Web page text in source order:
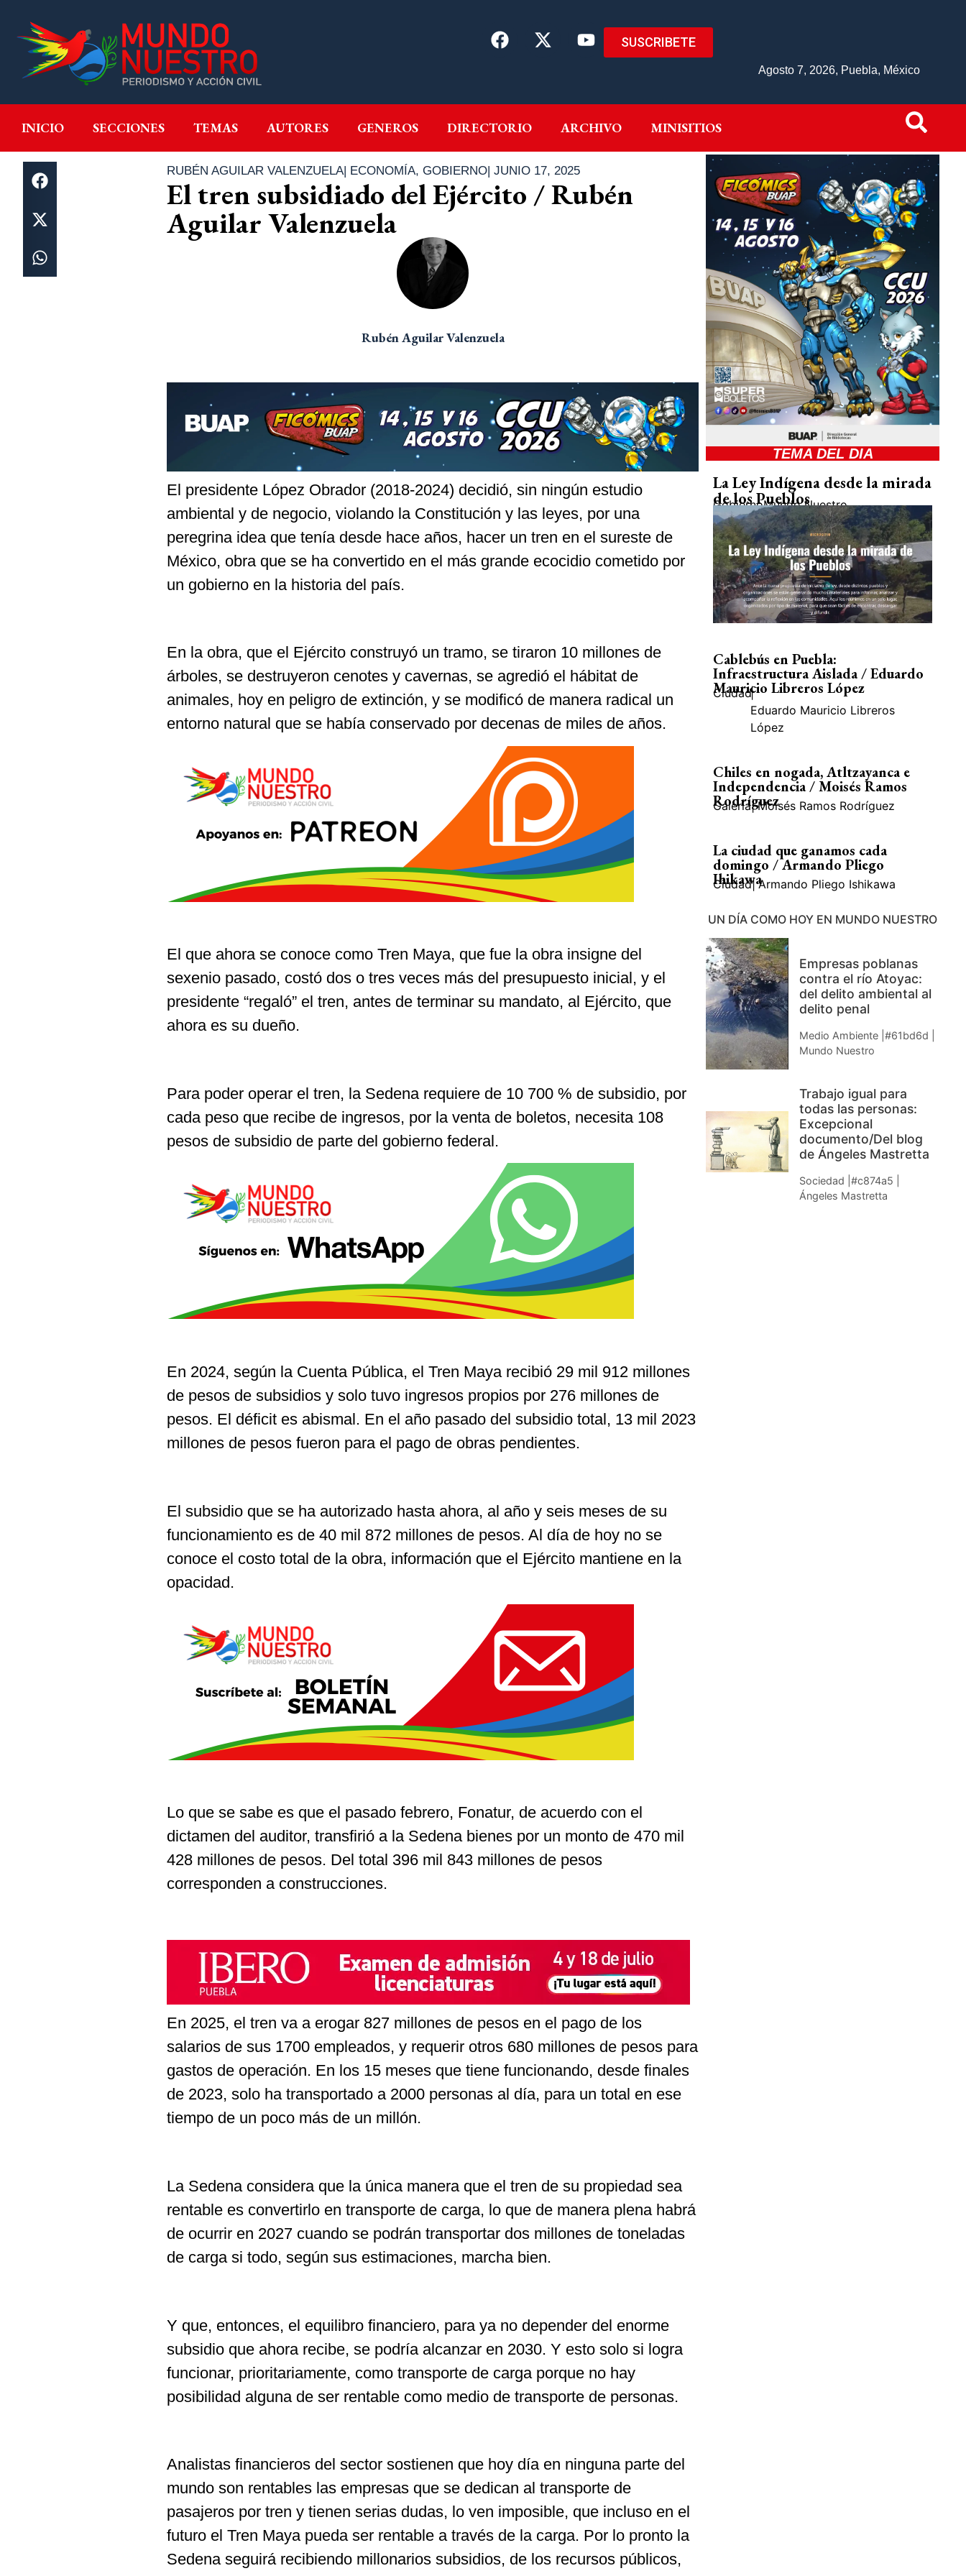
SUSCRIBETE
Agosto 7, 2026, Puebla, México
INICIO SECCIONES TEMAS AUTORES GENEROS DIRECTORIO ARCHIVO MINISITIOS
INICIO SECCIONES GENEROS DIRECTORIO ARCHIVO MINISITIOS
RUBÉN AGUILAR VALENZUELA| ECONOMÍA, GOBIERNO| JUNIO 17, 2025
El tren subsidiado del Ejército / Rubén
Aguilar Valenzuela
Rubén Aguilar Valenzuela
El presidente López Obrador (2018-2024) decidió, sin ningún estudio
ambiental y de negocio, violando la Constitución y las leyes, por una
peregrina idea que tenía desde hace años, hacer un tren en el sureste de
México, obra que se ha convertido en el más grande ecocidio cometido por
un gobierno en la historia del país.
En la obra, que el Ejército construyó un tramo, se tiraron 10 millones de
árboles, se destruyeron cenotes y cavernas, se agredió el hábitat de
animales, hoy en peligro de extinción, y se modificó de manera radical un
entorno natural que se había conservado por decenas de miles de años.
El que ahora se conoce como Tren Maya, que fue la obra insigne del
sexenio pasado, costó dos o tres veces más del presupuesto inicial, y el
presidente “regaló” el tren, antes de terminar su mandato, al Ejército, que
ahora es su dueño.
Para poder operar el tren, la Sedena requiere de 10 700 % de subsidio, por
cada peso que recibe de ingresos, por la venta de boletos, necesita 108
pesos de subsidio de parte del gobierno federal.
En 2024, según la Cuenta Pública, el Tren Maya recibió 29 mil 912 millones
de pesos de subsidios y solo tuvo ingresos propios por 276 millones de
pesos. El déficit es abismal. En el año pasado del subsidio total, 13 mil 2023
millones de pesos fueron para el pago de obras pendientes.
El subsidio que se ha autorizado hasta ahora, al año y seis meses de su
funcionamiento es de 40 mil 872 millones de pesos. Al día de hoy no se
conoce el costo total de la obra, información que el Ejército mantiene en la
opacidad.
Lo que se sabe es que el pasado febrero, Fonatur, de acuerdo con el
dictamen del auditor, transfirió a la Sedena bienes por un monto de 470 mil
428 millones de pesos. Del total 396 mil 843 millones de pesos
corresponden a construcciones.
En 2025, el tren va a erogar 827 millones de pesos en el pago de los
salarios de sus 1700 empleados, y requerir otros 680 millones de pesos para
gastos de operación. En los 15 meses que tiene funcionando, desde finales
de 2023, solo ha transportado a 2000 personas al día, para un total en ese
tiempo de un poco más de un millón.
La Sedena considera que la única manera que el tren de su propiedad sea
rentable es convertirlo en transporte de carga, lo que de manera plena habrá
de ocurrir en 2027 cuando se podrán transportar dos millones de toneladas
de carga si todo, según sus estimaciones, marcha bien.
Y que, entonces, el equilibro financiero, para ya no depender del enorme
subsidio que ahora recibe, se podría alcanzar en 2030. Y esto solo si logra
funcionar, prioritariamente, como transporte de carga porque no hay
posibilidad alguna de ser rentable como medio de transporte de personas.
Analistas financieros del sector sostienen que hoy día en ninguna parte del
mundo son rentables las empresas que se dedican al transporte de
pasajeros por tren y tienen serias dudas, lo ven imposible, que incluso en el
futuro el Tren Maya pueda ser rentable a través de la carga. Por lo pronto la
Sedena seguirá recibiendo millonarios subsidios, de los recursos públicos,
TEMA DEL DIA
La Ley Indígena desde la mirada
de los Pueblos
GobiernoMundo Nuestro
Cablebús en Puebla:
Infraestructura Aislada / Eduardo
Mauricio Libreros López
Ciudad|
Eduardo Mauricio Libreros
López
Chiles en nogada, Atltzayanca e
Independencia / Moisés Ramos
Rodríguez
Galería| Moisés Ramos Rodríguez
La ciudad que ganamos cada
domingo / Armando Pliego
Ihikawa
Ciudad| Armando Pliego Ishikawa
UN DÍA COMO HOY EN MUNDO NUESTRO
Empresas poblanas
contra el río Atoyac:
del delito ambiental al
delito penal
Medio Ambiente |#61bd6d |
Mundo Nuestro
Trabajo igual para
todas las personas:
Excepcional
documento/Del blog
de Ángeles Mastretta
Sociedad |#c874a5 |
Ángeles Mastretta